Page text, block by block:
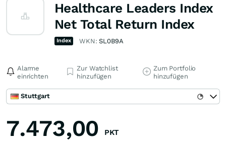
Healthcare Leaders Index
Net Total Return Index
Index WKN:SL0B9A
Alarme
einrichten
Zur Watchlist
hinzufügen
Zum Portfolio
hinzufügen
Stuttgart
7.473,00 PKT